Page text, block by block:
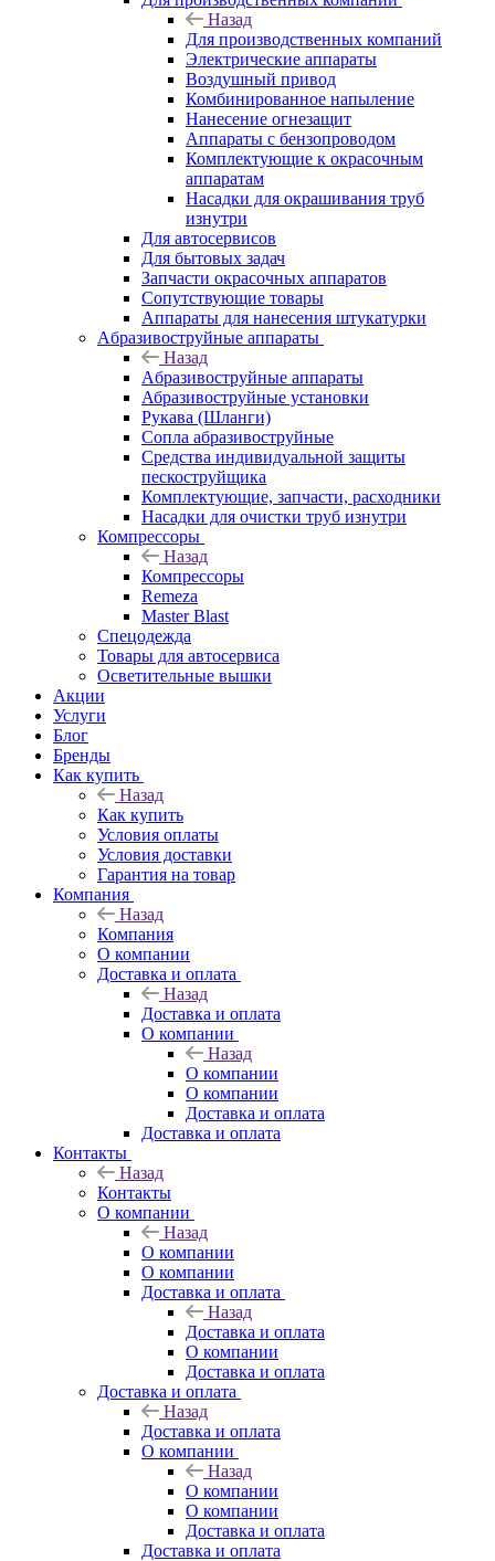
Назад
Для производственных компаний
Электрические аппараты
Воздушный привод
Комбинированное напыление
Нанесение огнезащит
Аппараты с бензопроводом
Комплектующие к окрасочным
аппаратам
Насадки для окрашивания труб
изнутри
Для автосервисов
Для бытовых задач
Запчасти окрасочных аппаратов
Сопутствующие товары
Аппараты для нанесения штукатурки
Aбразивоструйные аппараты
Назад
Aбразивоструйные аппараты
Абразивоструйные установки
Рукава (Шланги)
Сопла абразивоструйные
Средства индивидуальной защиты
пескоструйщика
Комплектующие, запчасти, расходники
Насадки для очистки труб изнутри
Компрессоры
Назад
Компрессоры
Remeza
Master Blast
Спецодежда
Товары для автосервиса
Осветительные вышки
Акции
Услуги
Блог
Бренды
Как купить
Назад
Как купить
Условия оплаты
Условия доставки
Гарантия на товар
Компания
Назад
Компания
О компании
Доставка и оплата
Назад
Доставка и оплата
О компании
Назад
О компании
О компании
Доставка и оплата
Доставка и оплата
Контакты
Назад
Контакты
О компании
Назад
О компании
О компании
Доставка и оплата
Назад
Доставка и оплата
О компании
Доставка и оплата
Доставка и оплата
Назад
Доставка и оплата
О компании
Назад
О компании
О компании
Доставка и оплата
Доставка и оплата